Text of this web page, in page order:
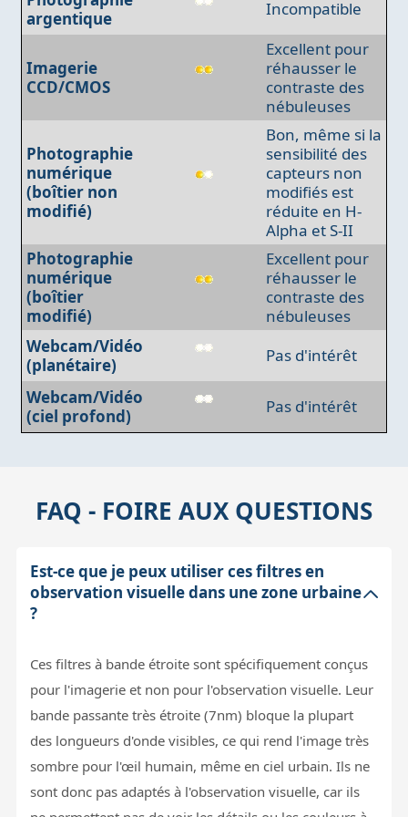
argentique
Incompatible
Imagerie
CCD/CMOS
Excellent pour
réhausser le
contraste des
nébuleuses
Photographie
numérique
(boîtier non
modifié)
Bon, même si la
sensibilité des
capteurs non
modifiés est
réduite en H-
Alpha et S-II
Photographie
numérique
(boîtier
modifié)
Excellent pour
réhausser le
contraste des
nébuleuses
Webcam/Vidéo
(planétaire)
Pas d'intérêt
Webcam/Vidéo
(ciel profond)
Pas d'intérêt
FAQ - FOIRE AUX QUESTIONS
Est-ce que je peux utiliser ces filtres en
observation visuelle dans une zone urbaine
?
Ces filtres à bande étroite sont spécifiquement conçus
pour l'imagerie et non pour l'observation visuelle. Leur
bande passante très étroite (7nm) bloque la plupart
des longueurs d'onde visibles, ce qui rend l'image très
sombre pour l'œil humain, même en ciel urbain. Ils ne
sont donc pas adaptés à l'observation visuelle, car ils